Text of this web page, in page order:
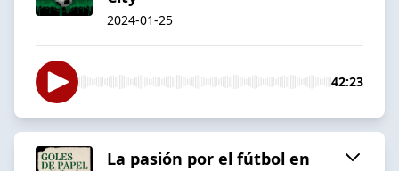
2024-01-25
42:23
La pasión por el fútbol en